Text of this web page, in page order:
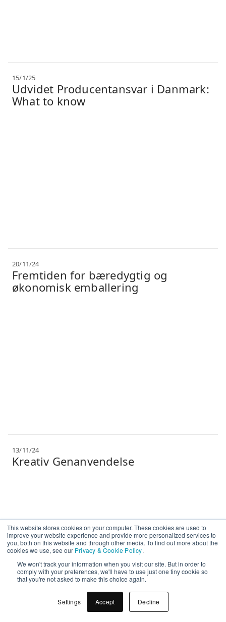
This website stores cookies on your computer. These cookies are used to
improve your website experience and provide more personalized services to
you, both on this website and through other media. To find out more about the
cookies we use, see our Privacy & Cookie Policy.
We won't track your information when you visit our site. But in order to
comply with your preferences, we'll have to use just one tiny cookie so
that you're not asked to make this choice again.
Settings Accept Decline
15/1/25
Udvidet Producentansvar i Danmark:
What to know
20/11/24
Fremtiden for bæredygtig og
økonomisk emballering
13/11/24
Kreativ Genanvendelse